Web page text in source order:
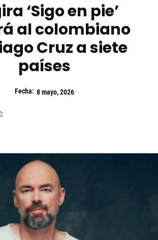
‘Sigo en pie’
al colombiano
Cruz a siete
países
Fecha: 8 mayo, 2026